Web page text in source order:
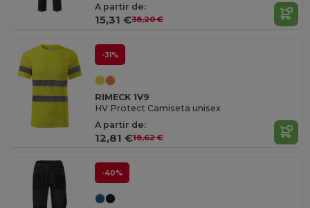
A partir de:
15,31 €38,20 €
-31%
RIMECK 1V9
HV Protect Camiseta unisex
A partir de:
12,81 €18,62 €
-40%